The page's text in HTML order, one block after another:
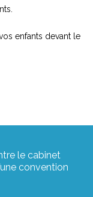
enfants devant le
le cabinet
convention